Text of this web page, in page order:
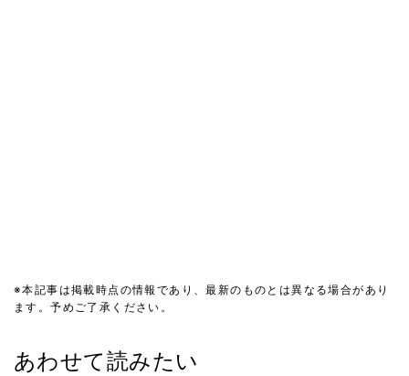
※本記事は掲載時点の情報であり、最新のものとは異なる場合があり
ます。予めご了承ください。
あわせて読みたい